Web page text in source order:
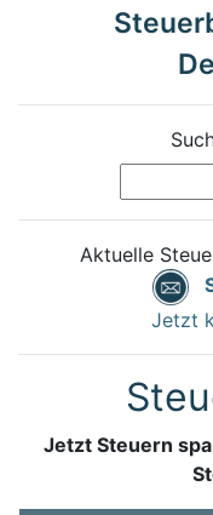
Aktuelle
Jetzt
Jetzt Steuern